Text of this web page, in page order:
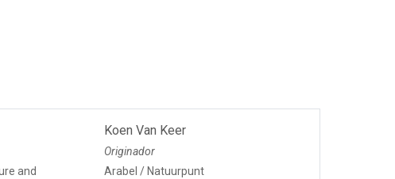
and
Koen Van Keer
Originador
Arabel / Natuurpunt